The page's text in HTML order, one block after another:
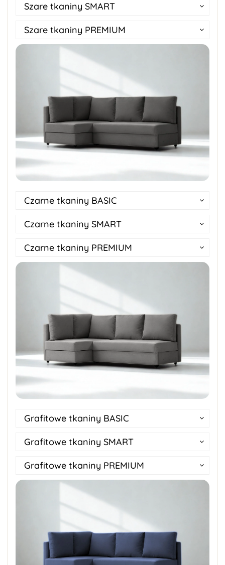
Szare tkaniny SMART
Szare tkaniny PREMIUM
Czarne tkaniny BASIC
Czarne tkaniny SMART
Czarne tkaniny PREMIUM
Grafitowe tkaniny BASIC
Grafitowe tkaniny SMART
Grafitowe tkaniny PREMIUM